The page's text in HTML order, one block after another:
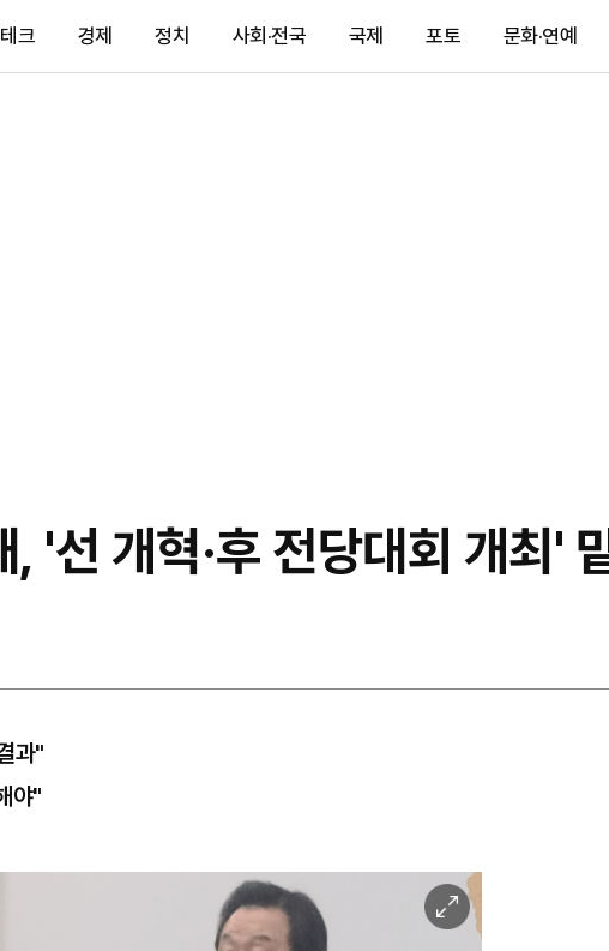
크 경제 정치 사회·전국 국제 포토 문화·연예
'선 개혁·후 전당대회 개최'
과"
야"
이
미